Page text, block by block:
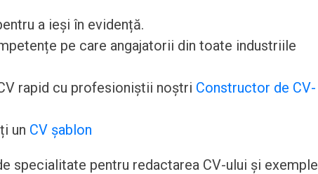
a ieși în evidență.
pe care angajatorii din toate industriile
rapid cu profesioniștii noștri Constructor de CV-
un CV șablon
specialitate pentru redactarea CV-ului și exemple